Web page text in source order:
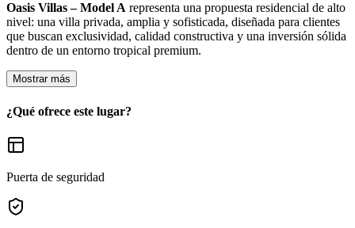
Oasis Villas – Model A representa una propuesta residencial de alto
nivel: una villa privada, amplia y sofisticada, diseñada para clientes
que buscan exclusividad, calidad constructiva y una inversión sólida
dentro de un entorno tropical premium.
Mostrar más
¿Qué ofrece este lugar?
Puerta de seguridad